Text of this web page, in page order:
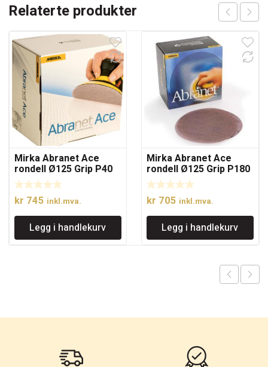
Relaterte produkter
Mirka Abranet Ace
rondell Ø125 Grip P40
(25 stk.)
kr 745 inkl.mva.
Legg i handlekurv
Mirka Abranet Ace
rondell Ø125 Grip P180
(50 stk.)
kr 705 inkl.mva.
Legg i handlekurv